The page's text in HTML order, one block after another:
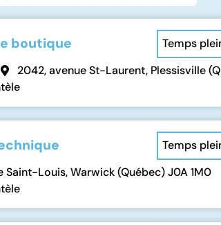
boutique
Temps
2042, avenue St-Laurent, Plessisville
Temps
Saint-Louis, Warwick (Québec) J0A 1M0